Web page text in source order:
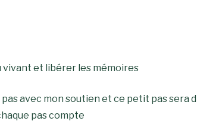
vivant et libérer les mémoires
avec mon soutien et ce petit pas sera
pas compte